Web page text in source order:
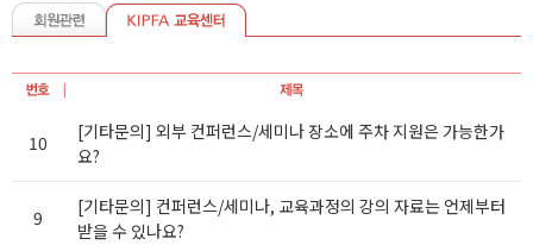
10
[기타문의] 외부 컨퍼런스/세미나 장소에 주차 지원은 가능한가
요?
9
[기타문의] 컨퍼런스/세미나, 교육과정의 강의 자료는 언제부터
받을 수 있나요?